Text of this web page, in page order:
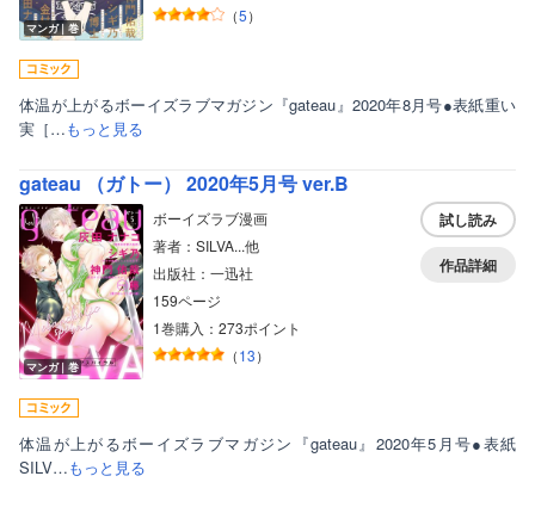
マンガ｜巻
（5）
体温が上がるボーイズラブマガジン『gateau』2020年8月号●表紙重い
実［…もっと見る
gateau （ガトー） 2020年5月号 ver.B
マンガ｜巻
ボーイズラブ漫画
著者：SILVA...他
出版社：一迅社
159ページ
1巻購入：273ポイント
（13）
試し読み
作品詳細
体温が上がるボーイズラブマガジン『gateau』2020年5月号●表紙
SILV…もっと見る